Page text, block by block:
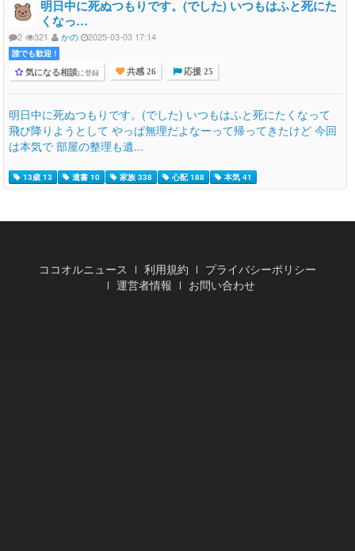
明日中に死ぬつもりです。(でした) いつもはふと死にた
くなっ…
2 321 かの 2025-03-03 17:14
誰でも歓迎 !
気になる相談に登録 共感 26 応援 25
明日中に死ぬつもりです。(でした) いつもはふと死にたくなって
飛び降りようとして やっぱ無理だよなーって帰ってきたけど 今回
は本気で 部屋の整理も遺...
13歳 13 遺書 10 家族 338 心配 188 本気 41
ココオルニュース 利用規約
プライバシーポリシー
運営者情報
お問い合わせ